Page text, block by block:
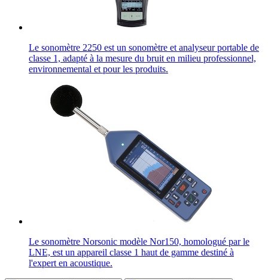
Le sonomètre 2250 est un sonomètre et analyseur portable de
classe 1, adapté à la mesure du bruit en milieu professionnel,
environnemental et pour les produits.
Le sonomètre Norsonic modèle Nor150, homologué par le
LNE, est un appareil classe 1 haut de gamme destiné à
l'expert en acoustique.